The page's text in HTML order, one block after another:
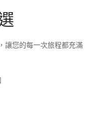
讓您的每一次旅程都充滿